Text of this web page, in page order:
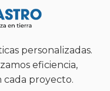
personalizadas.
eficiencia,
cada proyecto.